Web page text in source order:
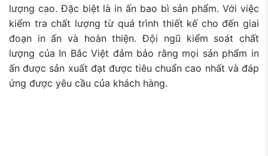
lượng cao. Đặc biệt là in ấn bao bì sản phẩm. Với việc
kiểm tra chất lượng từ quá trình thiết kế cho đến giai
đoạn in ấn và hoàn thiện. Đội ngũ kiểm soát chất
lượng của In Bắc Việt đảm bảo rằng mọi sản phẩm in
ấn được sản xuất đạt được tiêu chuẩn cao nhất và đáp
ứng được yêu cầu của khách hàng.